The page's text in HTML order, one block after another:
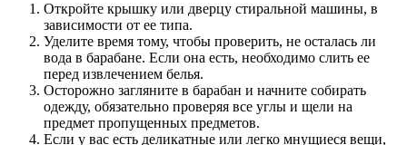
Откройте крышку или дверцу стиральной машины, в
зависимости от ее типа.
Уделите время тому, чтобы проверить, не осталась ли
вода в барабане. Если она есть, необходимо слить ее
перед извлечением белья.
Осторожно загляните в барабан и начните собирать
одежду, обязательно проверяя все углы и щели на
предмет пропущенных предметов.
Если у вас есть деликатные или легко мнущиеся вещи,